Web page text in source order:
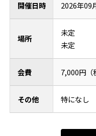
開催日時 2026年09
場所
未定
未定
会費 7,000円（
その他 特になし